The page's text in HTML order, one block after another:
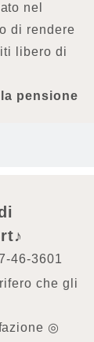
nel
di rendere
libero di
pensione
46-3601
che gli
◎